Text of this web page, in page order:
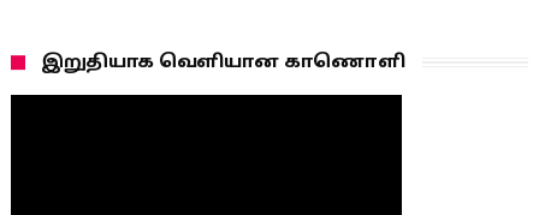
இறுதியாக வெளியான காணொளி